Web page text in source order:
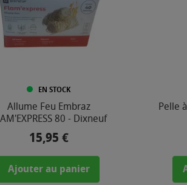
EN STOCK
Allume Feu Embraz
80 - Dixneuf
Prix
15,95 €
Ajouter au panier
Pelle